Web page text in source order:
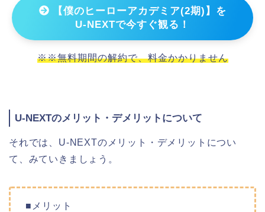
【僕のヒーローアカデミア(2期)】を
U-NEXTで今すぐ観る！
※※無料期間の解約で、料金かかりません
U-NEXTのメリット・デメリットについて
それでは、U-NEXTのメリット・デメリットについ
て、みていきましょう。
■メリット